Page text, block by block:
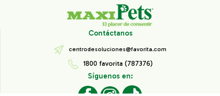
Contáctanos
centrodesoluciones@favorita.com
1800 favorita (787376)
Síguenos en: